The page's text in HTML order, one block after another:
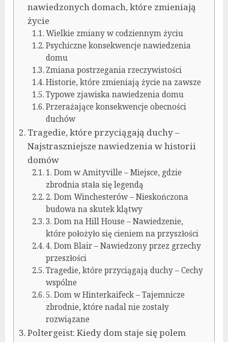
nawiedzonych domach, które zmieniają
życie
Wielkie zmiany w codziennym życiu
Psychiczne konsekwencje nawiedzenia
domu
Zmiana postrzegania rzeczywistości
Historie, które zmieniają życie na zawsze
Typowe zjawiska nawiedzenia domu
Przerażające konsekwencje obecności
duchów
Tragedie, które przyciągają duchy –
Najstraszniejsze nawiedzenia w historii
domów
1. Dom w Amityville – Miejsce, gdzie
zbrodnia stała się legendą
2. Dom Winchesterów – Nieskończona
budowa na skutek klątwy
3. Dom na Hill House – Nawiedzenie,
które położyło się cieniem na przyszłości
4. Dom Blair – Nawiedzony przez grzechy
przeszłości
Tragedie, które przyciągają duchy – Cechy
wspólne
5. Dom w Hinterkaifeck – Tajemnicze
zbrodnie, które nadal nie zostały
rozwiązane
Poltergeist: Kiedy dom staje się polem